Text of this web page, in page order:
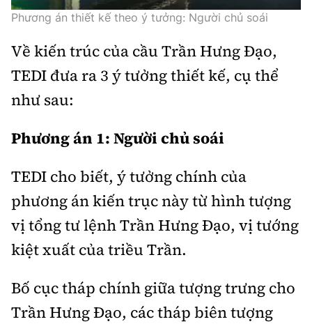
Phương án thiết kế theo ý tưởng: Người chủ soái
Về kiến trúc của cầu Trần Hưng Đạo,
TEDI đưa ra 3 ý tưởng thiết kế, cụ thể
như sau:
Phương án 1: Người chủ soái
TEDI cho biết, ý tưởng chính của
phương án kiến trục này từ hình tượng
vị tổng tư lệnh Trần Hưng Đạo, vị tướng
kiệt xuất của triều Trần.
Bố cục tháp chính giữa tượng trưng cho
Trần Hưng Đạo, các tháp biên tượng